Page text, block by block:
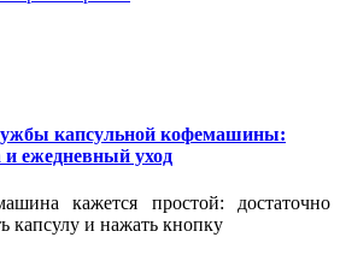
капсульной кофемашины:
и ежедневный уход
кажется простой: достаточно
капсулу и нажать кнопку